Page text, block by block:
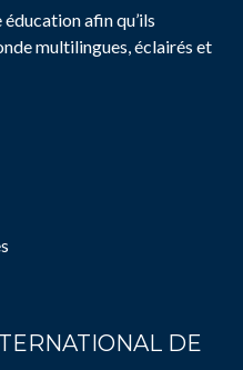
afin qu’ils
multilingues, éclairés et
DE